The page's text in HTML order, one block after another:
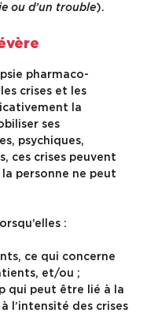
ou d’un trouble).
pharmaco-
crises et les
la
ses
psychiques,
ces crises peuvent
personne ne peut
:
ce qui concerne
et/ou ;
qui peut être lié à la
l’intensité des crises